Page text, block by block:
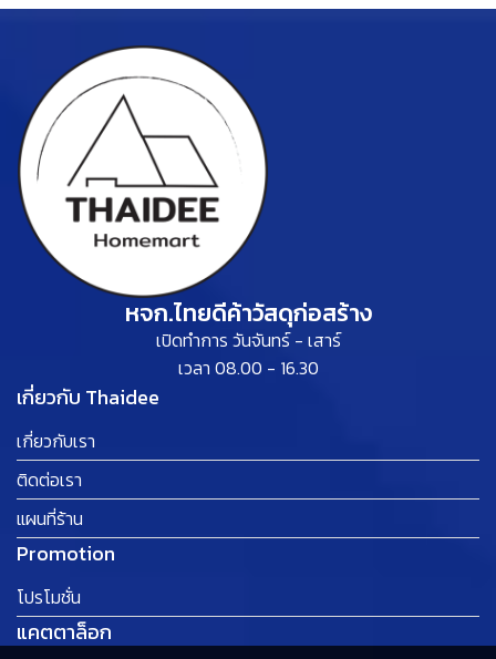
หจก.ไทยดีค้าวัสดุก่อสร้าง
เปิดทำการ วันจันทร์ - เสาร์
เวลา 08.00 - 16.30
เกี่ยวกับ Thaidee
เกี่ยวกับเรา
ติดต่อเรา
แผนที่ร้าน
Promotion
โปรโมชั่น
แคตตาล็อก